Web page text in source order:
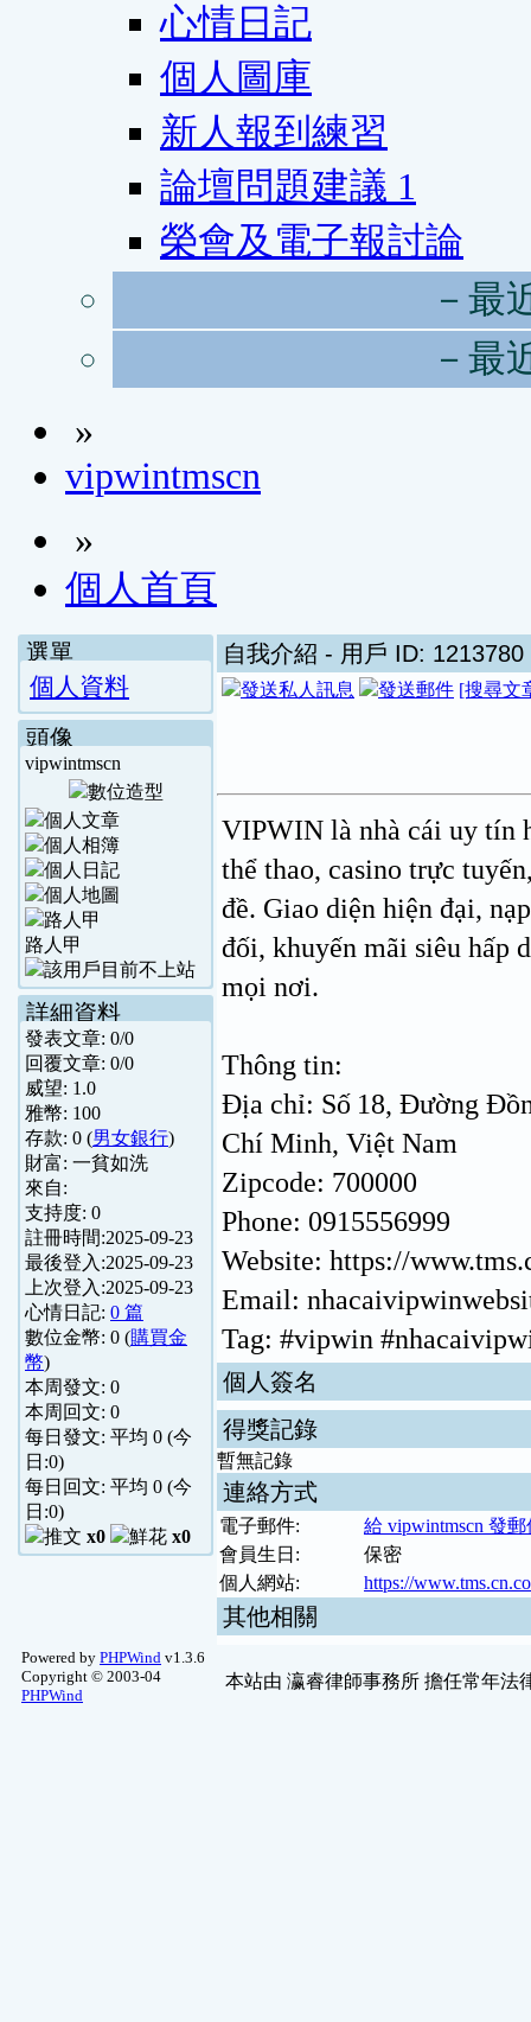
心情日記
個人圖庫
新人報到練習
論壇問題建議 1
榮會及電子報討論
－最
－最
»
vipwintmscn
»
個人首頁
選單
個人資料
頭像
vipwintmscn
路人甲
詳細資料
發表文章: 0/0
回覆文章: 0/0
威望: 1.0
雅幣: 100
存款: 0 (男女銀行)
財富: 一貧如洗
來自:
支持度: 0
註冊時間:2025-09-23
最後登入:2025-09-23
上次登入:2025-09-23
心情日記: 0 篇
數位金幣: 0 (購買金
幣)
本周發文: 0
本周回文: 0
每日發文: 平均 0 (今
日:0)
每日回文: 平均 0 (今
日:0)
x0
x0
自我介紹 - 用戶 ID: 1213780
[搜尋文
VIPWIN là nhà cái uy tín
thể thao, casino trực
đề. Giao diện hiện đại,
đối, khuyến mãi siêu hấp
mọi nơi.
Thông tin:
Địa chỉ: Số 18, Đường
Chí Minh, Việt Nam
Zipcode: 700000
Phone: 0915556999
Website: https://
Email:
Tag: #vipwin
個人簽名
得獎記錄
暫無記錄
連絡方式
電子郵件:
給 vipwintmscn 發郵
會員生日:
保密
個人網站:
https://
其他相關
Powered by PHPWind v1.3.6
Copyright © 2003-04
PHPWind
本站由 瀛睿律師事務所 擔任常年法